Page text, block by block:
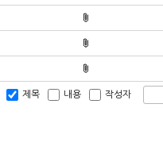
제목 내용 작성자